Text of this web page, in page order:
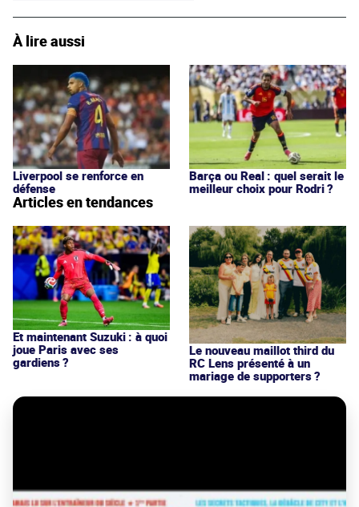
À lire aussi
Liverpool se renforce en
défense
Barça ou Real : quel serait le
meilleur choix pour Rodri ?
Articles en tendances
Et maintenant Suzuki : à quoi
joue Paris avec ses
gardiens ?
Le nouveau maillot third du
RC Lens présenté à un
mariage de supporters ?